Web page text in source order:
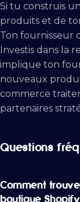
Si tu construis
produits et de
Ton fournisseur
Investis dans la
implique ton
nouveaux
commerce
partenaires
Questions
Comment
boutique